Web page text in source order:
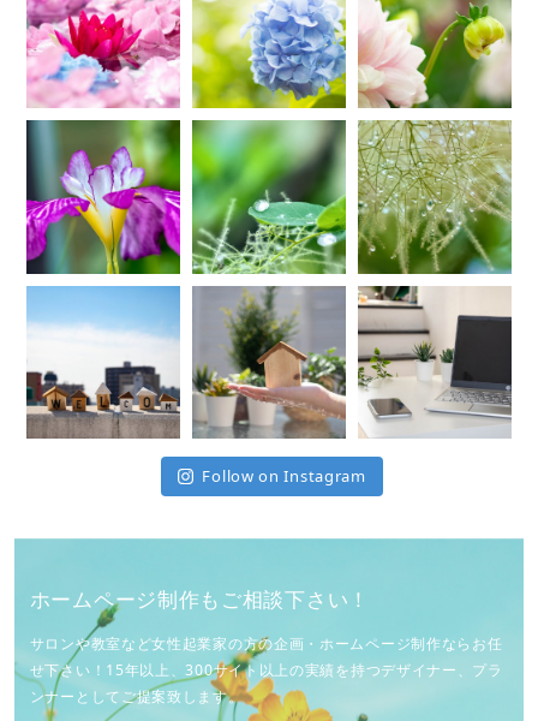
Follow on Instagram
ホームページ制作もご相談下さい！
サロンや教室など女性起業家の方の企画・ホームページ制作ならお任
せ下さい！15年以上、300サイト以上の実績を持つデザイナー、プラ
ンナーとしてご提案致します。